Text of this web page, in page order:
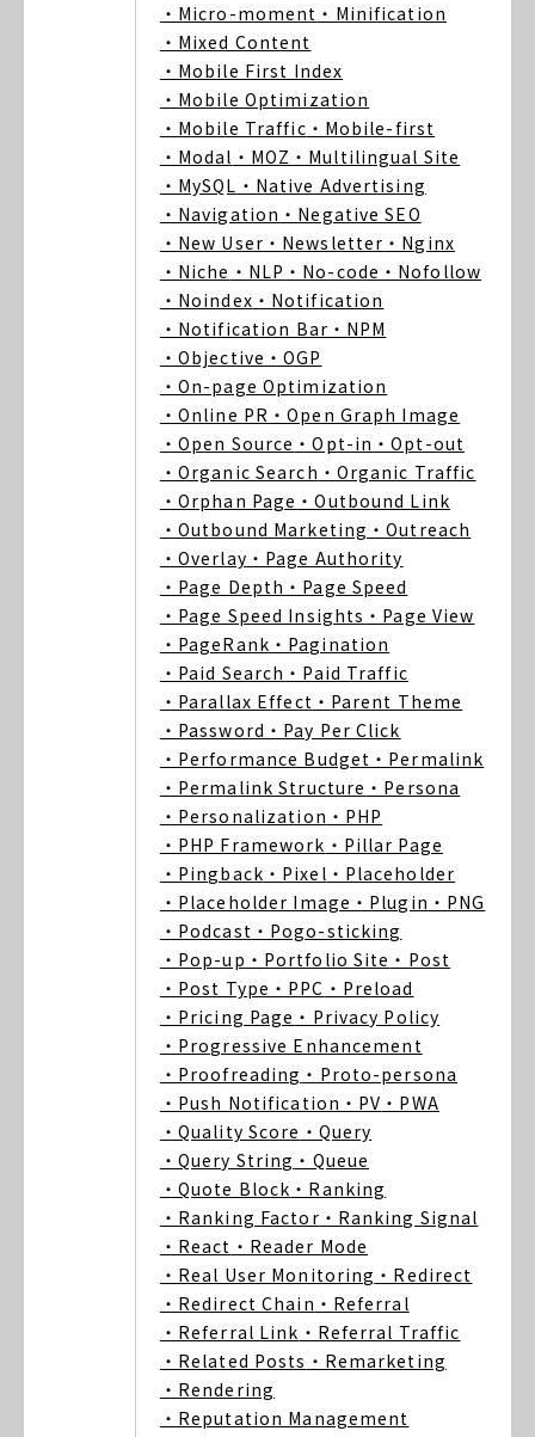
・Micro-moment ・Minification
・Mixed Content
・Mobile First Index
・Mobile Optimization
・Mobile Traffic ・Mobile-first
・Modal ・MOZ ・Multilingual Site
・MySQL ・Native Advertising
・Navigation ・Negative SEO
・New User ・Newsletter ・Nginx
・Niche ・NLP ・No-code ・Nofollow
・Noindex ・Notification
・Notification Bar ・NPM
・Objective ・OGP
・On-page Optimization
・Online PR ・Open Graph Image
・Open Source ・Opt-in ・Opt-out
・Organic Search ・Organic Traffic
・Orphan Page ・Outbound Link
・Outbound Marketing ・Outreach
・Overlay ・Page Authority
・Page Depth ・Page Speed
・Page Speed Insights ・Page View
・PageRank ・Pagination
・Paid Search ・Paid Traffic
・Parallax Effect ・Parent Theme
・Password ・Pay Per Click
・Performance Budget ・Permalink
・Permalink Structure ・Persona
・Personalization ・PHP
・PHP Framework ・Pillar Page
・Pingback ・Pixel ・Placeholder
・Placeholder Image ・Plugin ・PNG
・Podcast ・Pogo-sticking
・Pop-up ・Portfolio Site ・Post
・Post Type ・PPC ・Preload
・Pricing Page ・Privacy Policy
・Progressive Enhancement
・Proofreading ・Proto-persona
・Push Notification ・PV ・PWA
・Quality Score ・Query
・Query String ・Queue
・Quote Block ・Ranking
・Ranking Factor ・Ranking Signal
・React ・Reader Mode
・Real User Monitoring ・Redirect
・Redirect Chain ・Referral
・Referral Link ・Referral Traffic
・Related Posts ・Remarketing
・Rendering
・Reputation Management